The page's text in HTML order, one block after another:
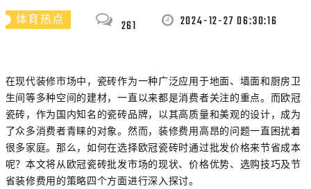
体育热点 261 2024-12-27 06:30:16
在现代装修市场中，瓷砖作为一种广泛应用于地面、墙面和厨房卫
生间等多种空间的建材，一直以来都是消费者关注的重点。而欧冠
瓷砖，作为国内知名的瓷砖品牌，以其高质量和美观的设计，成为
了众多消费者青睐的对象。然而，装修费用高昂的问题一直困扰着
很多家庭。那么，如何在选择欧冠瓷砖时通过批发价格来节省成本
呢？本文将从欧冠瓷砖批发市场的现状、价格优势、选购技巧及节
省装修费用的策略四个方面进行深入探讨。